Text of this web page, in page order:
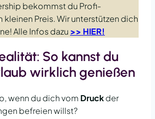
bekommst du Profi-
kleinen Preis. Wir unterstützen dich
Alle Infos dazu >> HIER!
So kannst du
wirklich genießen
wenn du dich vom Druckder
befreien willst?